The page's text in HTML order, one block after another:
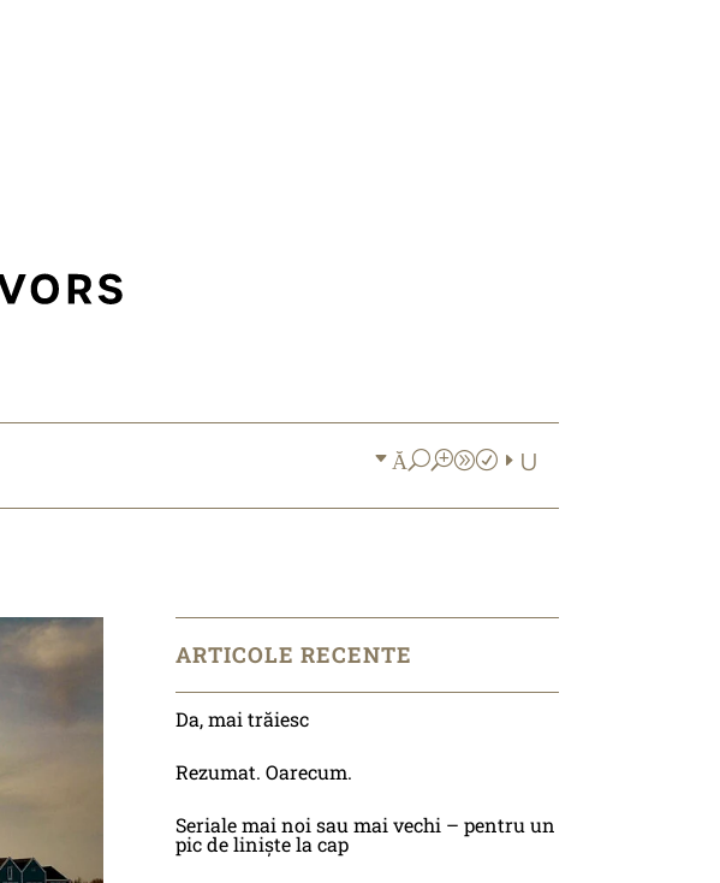
ARTICOLE RECENTE
Da, mai trăiesc
Rezumat. Oarecum.
Seriale mai noi sau mai vechi – pentru un
pic de liniște la cap